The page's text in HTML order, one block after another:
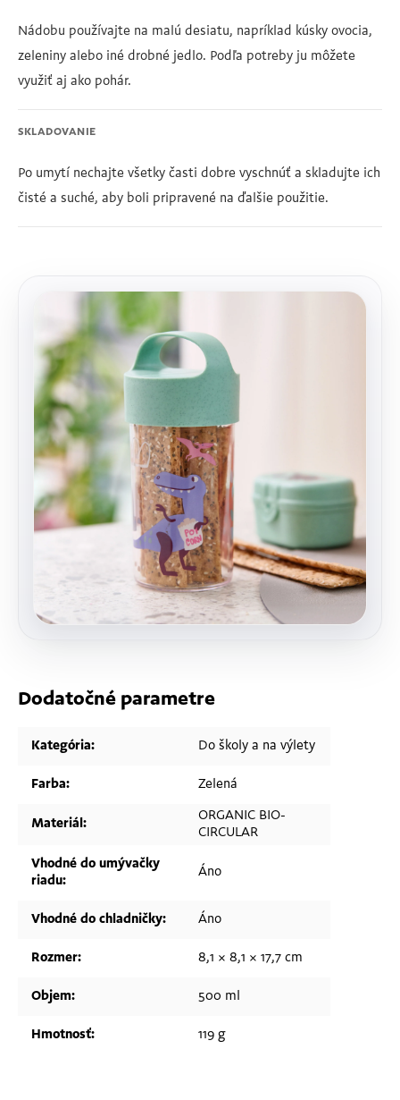
Nádobu používajte na malú desiatu, napríklad kúsky ovocia,
zeleniny alebo iné drobné jedlo. Podľa potreby ju môžete
využiť aj ako pohár.
SKLADOVANIE
Po umytí nechajte všetky časti dobre vyschnúť a skladujte ich
čisté a suché, aby boli pripravené na ďalšie použitie.
Dodatočné parametre
Kategória: Do školy a na výlety
Farba: Zelená
Materiál:
ORGANIC BIO-
CIRCULAR
Vhodné do umývačky
riadu:
Áno
Vhodné do chladničky: Áno
Rozmer: 8,1 × 8,1 × 17,7 cm
Objem: 500 ml
Hmotnosť: 119 g